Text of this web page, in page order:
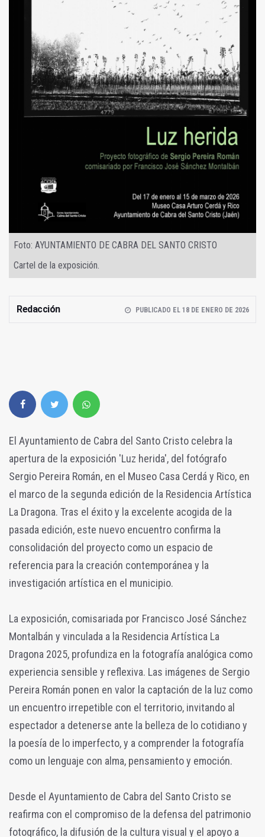
Foto: AYUNTAMIENTO DE CABRA DEL SANTO CRISTO
Cartel de la exposición.
Redacción PUBLICADO EL 18 DE ENERO DE 2026
El Ayuntamiento de Cabra del Santo Cristo celebra la
apertura de la exposición 'Luz herida', del fotógrafo
Sergio Pereira Román, en el Museo Casa Cerdá y Rico, en
el marco de la segunda edición de la Residencia Artística
La Dragona. Tras el éxito y la excelente acogida de la
pasada edición, este nuevo encuentro confirma la
consolidación del proyecto como un espacio de
referencia para la creación contemporánea y la
investigación artística en el municipio.
La exposición, comisariada por Francisco José Sánchez
Montalbán y vinculada a la Residencia Artística La
Dragona 2025, profundiza en la fotografía analógica como
experiencia sensible y reflexiva. Las imágenes de Sergio
Pereira Román ponen en valor la captación de la luz como
un encuentro irrepetible con el territorio, invitando al
espectador a detenerse ante la belleza de lo cotidiano y
la poesía de lo imperfecto, y a comprender la fotografía
como un lenguaje con alma, pensamiento y emoción.
Desde el Ayuntamiento de Cabra del Santo Cristo se
reafirma con el compromiso de la defensa del patrimonio
fotográfico, la difusión de la cultura visual y el apoyo a